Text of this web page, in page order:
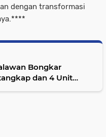
dengan transformasi
Bongkar
dan 4 Unit